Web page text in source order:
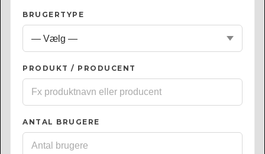
BRUGERTYPE
PRODUKT / PRODUCENT
ANTAL BRUGERE